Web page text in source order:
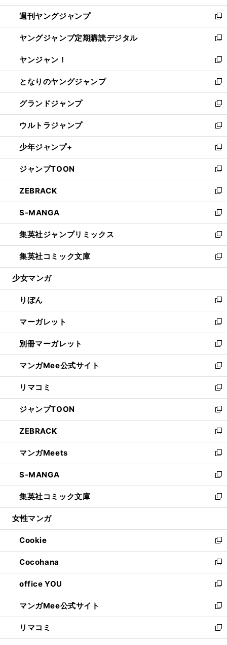
開
く
ウ
で
開
く
ン
ド
ウ
で
開
く
ウ
ィ
ン
ド
ウ
で
開
く
週刊ヤングジャンプ
新
し
い
ウ
ィ
ン
ド
ウ
で
開
く
ヤングジャンプ定期購読デジタル
新
し
い
ウ
ィ
ン
ド
ウ
で
開
く
ヤンジャン！
新
し
い
ウ
ィ
ン
ド
ウ
で
開
く
となりのヤングジャンプ
新
し
い
ウ
ィ
ン
ド
ウ
で
開
く
グランドジャンプ
新
し
い
ウ
ィ
ン
ド
ウ
で
開
く
ウルトラジャンプ
新
し
い
ウ
ィ
ン
ド
ウ
で
開
く
少年ジャンプ+
新
し
い
ウ
ィ
ン
ド
ウ
で
開
く
ジャンプTOON
新
し
い
ウ
ィ
ン
ド
ウ
で
開
ZEBRACK
新
し
い
ウ
ィ
ン
ド
ウ
開
く
S-MANGA
新
し
い
ウ
ィ
ン
ウ
で
開
く
集英社ジャンプリミックス
新
し
い
ウ
ン
ド
ウ
で
開
く
集英社コミック文庫
新
し
ウ
ィ
ン
ド
ウ
で
開
く
少女マンガ
りぼん
新
し
い
ウ
ィ
ン
ド
ウ
で
開
く
マーガレット
新
し
い
ウ
ィ
ン
ド
ウ
で
開
く
別冊マーガレット
新
し
い
ウ
ィ
ン
ド
ウ
で
開
く
マンガMee公式サイト
新
し
い
ウ
ィ
ン
ド
ウ
で
開
く
リマコミ
新
し
い
ウ
ィ
ン
ド
ウ
で
開
く
ジャンプTOON
新
し
い
ウ
ィ
ン
ド
ウ
で
開
ZEBRACK
新
し
い
ウ
ィ
ン
ド
ウ
開
く
マンガMeets
新
し
い
ウ
ィ
ン
ウ
で
開
く
S-MANGA
新
し
い
ウ
ン
ド
ウ
で
開
く
集英社コミック文庫
新
し
ウ
ィ
ン
ド
ウ
で
開
く
女性マンガ
Cookie
新
し
い
ウ
ィ
ン
ド
ウ
で
開
Cocohana
新
し
い
ウ
ィ
ン
ド
ウ
office YOU
新
し
い
ウ
ィ
ン
マンガMee公式サイト
新
し
い
ウ
リマコミ
新
し